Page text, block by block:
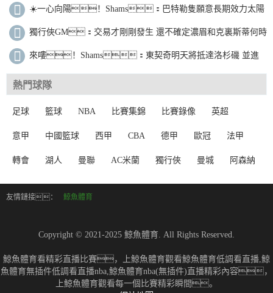
備 球員成長顯著知道為何而戰
☀️一心向陽！Shams：巴特勒隻願意長期效力太陽
獨行俠GM：交易才剛剛發生 還不確定濃眉和克裏斯蒂何時
上場比賽
來嘍！Shams：東契奇明天將抵達洛杉磯 並進
行體檢
熱門球隊
足球 籃球 NBA 比賽集錦 比賽錄像 英超
意甲 中國籃球 西甲 CBA 德甲 歐冠 法甲
轉會 湖人 曼聯 AC米蘭 獨行俠 曼城 阿森納
友情鏈接： 鯨魚體育
Copyright © 2021-2025 鯨魚體育. All Rights Reserved.
鯨魚體育看精彩直播比賽，上鯨魚體育觀看鯨魚體育低調看直播,鯨
魚體育無插件低調看直播nba,鯨魚體育nba(無插件)直播精彩內容，
上鯨魚體育觀看每一個比賽精彩瞬間。